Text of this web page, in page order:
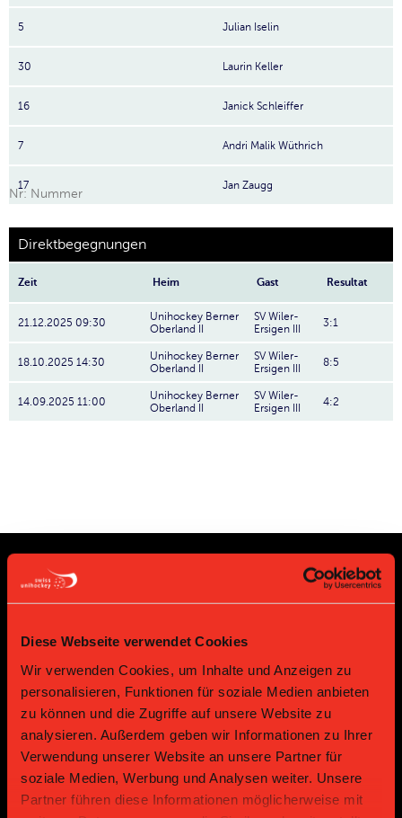
Diese Webseite verwendet Cookies
Wir verwenden Cookies, um Inhalte und Anzeigen zu
personalisieren, Funktionen für soziale Medien anbieten
zu können und die Zugriffe auf unsere Website zu
analysieren. Außerdem geben wir Informationen zu Ihrer
Verwendung unserer Website an unsere Partner für
soziale Medien, Werbung und Analysen weiter. Unsere
Partner führen diese Informationen möglicherweise mit
5 Julian Iselin
30 Laurin Keller
16 Janick Schleiffer
7 Andri Malik Wüthrich
17 Jan Zaugg
Nr: Nummer
Direktbegegnungen
Zeit Heim Gast Resultat
21.12.2025 09:30
Unihockey Berner
Oberland II
SV Wiler-
Ersigen III
3:1
18.10.2025 14:30
Unihockey Berner
Oberland II
SV Wiler-
Ersigen III
8:5
14.09.2025 11:00
Unihockey Berner
Oberland II
SV Wiler-
Ersigen III
4:2
Platin Partner